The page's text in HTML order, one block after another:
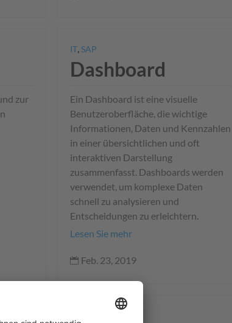
zur
IT, SAP
Dashboard
Ein Dashboard ist eine visuelle
Benutzeroberfläche, die wichtige
Informationen, Daten und Kennzahlen
in einer übersichtlichen und oft
interaktiven Darstellung
zusammenfasst. Dashboards werden
verwendet, um komplexe Daten
schnell zu analysieren und
Entscheidungen zu erleichtern.
Lesen Sie mehr
 Feb. 23, 2019